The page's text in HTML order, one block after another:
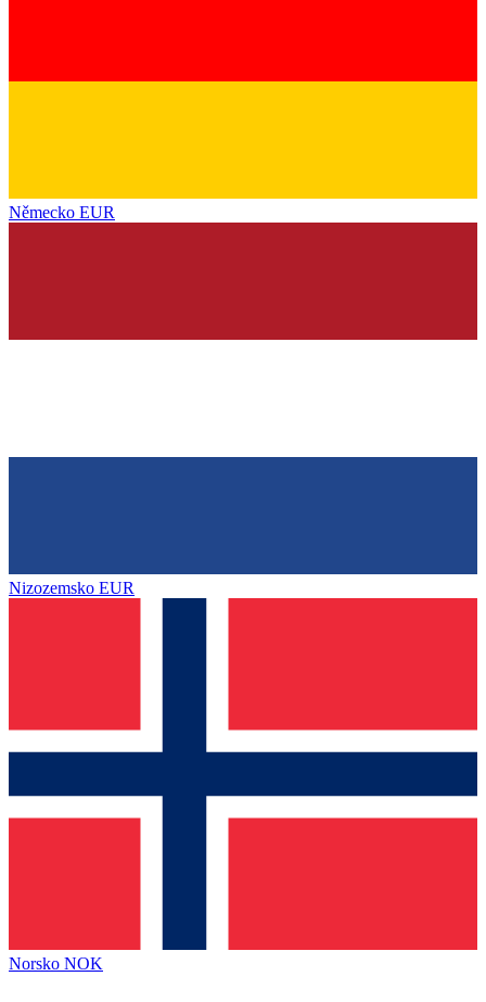
Německo EUR
Nizozemsko EUR
Norsko NOK